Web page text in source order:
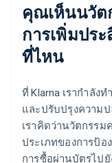
คุณเห็นนวัต
การเพิ่มปร
ที่ไหน
ที่ Klarna เรากำลัง
และปรับปรุงความ
เราคิดว่านวัตกรร
ประเภทของการป้
การซื้อผ่านบัตรไปยั